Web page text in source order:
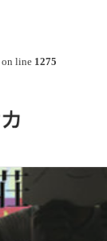
on line 1275